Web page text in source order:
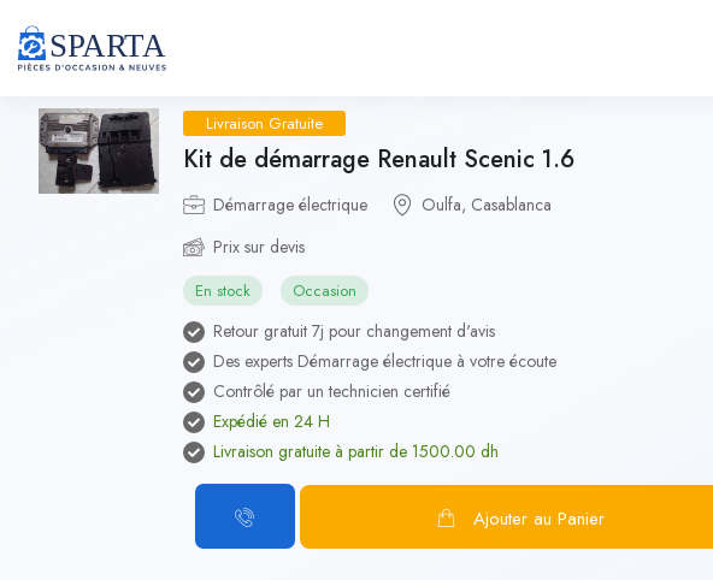
Livraison Gratuite
Kit de démarrage Renault Scenic 1.6
Démarrage électrique
Oulfa, Casablanca
Prix sur devis
En stock Occasion
Retour gratuit 7j pour changement d'avis
Des experts Démarrage électrique à votre écoute
Contrôlé par un technicien certifié
Expédié en 24 H
Livraison gratuite à partir de 1500.00 dh
Ajouter au Panier